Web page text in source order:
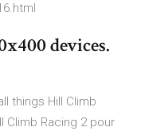
devices.
things Hill Climb
Climb Racing 2 pour